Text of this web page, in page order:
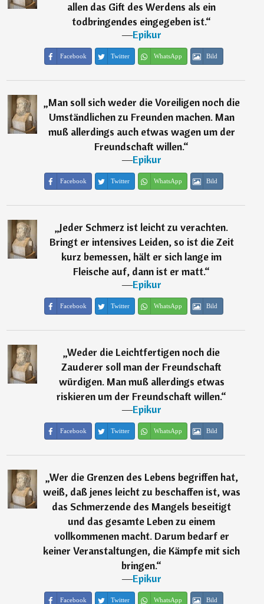
allen das Gift des Werdens als ein
todbringendes eingegeben ist.“
―Epikur
Facebook Twitter WhatsApp Bild
„Man soll sich weder die Voreiligen noch die
Umständlichen zu Freunden machen. Man
muß allerdings auch etwas wagen um der
Freundschaft willen.“
―Epikur
Facebook Twitter WhatsApp Bild
„Jeder Schmerz ist leicht zu verachten.
Bringt er intensives Leiden, so ist die Zeit
kurz bemessen, hält er sich lange im
Fleische auf, dann ist er matt.“
―Epikur
Facebook Twitter WhatsApp Bild
„Weder die Leichtfertigen noch die
Zauderer soll man der Freundschaft
würdigen. Man muß allerdings etwas
riskieren um der Freundschaft willen.“
―Epikur
Facebook Twitter WhatsApp Bild
„Wer die Grenzen des Lebens begriffen hat,
weiß, daß jenes leicht zu beschaffen ist, was
das Schmerzende des Mangels beseitigt
und das gesamte Leben zu einem
vollkommenen macht. Darum bedarf er
keiner Veranstaltungen, die Kämpfe mit sich
bringen.“
―Epikur
Facebook Twitter WhatsApp Bild